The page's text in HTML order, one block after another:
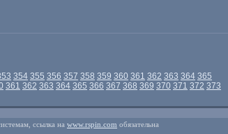
354 355 356 357 358 359 360 361 362 363 364 365
361 362 363 364 365 366 367 368 369 370 371 372 373
ссылка на www.rspin.com обязательна